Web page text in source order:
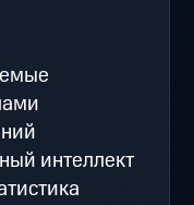
интеллект